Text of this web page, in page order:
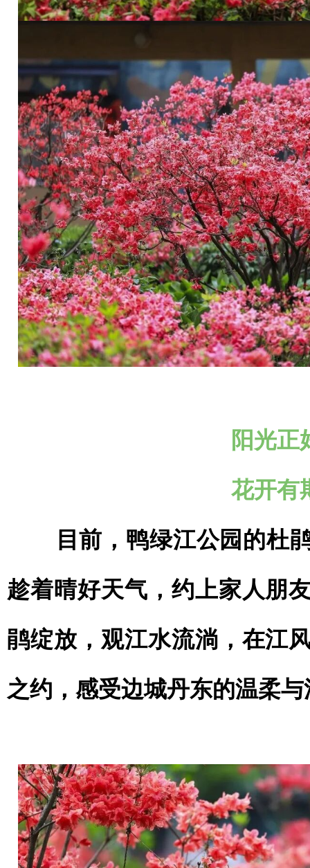
阳光正
花开有
目前，鸭绿江公园的杜鹃
趁着晴好天气，约上家人朋
鹃绽放，观江水流淌，在江
之约，感受边城丹东的温柔